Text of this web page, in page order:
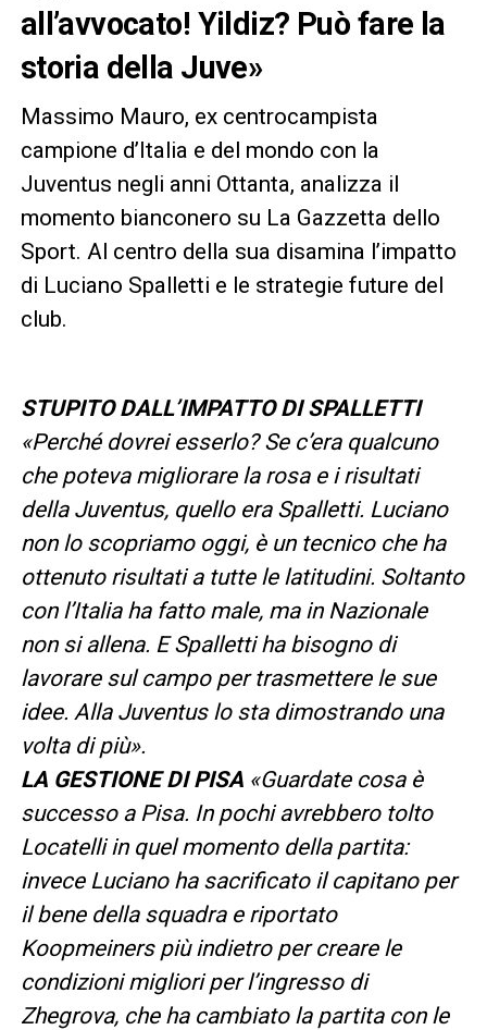
all’avvocato! Yildiz? Può fare la
storia della Juve»
Massimo Mauro, ex centrocampista
campione d’Italia e del mondo con la
Juventus negli anni Ottanta, analizza il
momento bianconero su La Gazzetta dello
Sport. Al centro della sua disamina l’impatto
di Luciano Spalletti e le strategie future del
club.
STUPITO DALL’IMPATTO DI SPALLETTI
«Perché dovrei esserlo? Se c’era qualcuno
che poteva migliorare la rosa e i risultati
della Juventus, quello era Spalletti. Luciano
non lo scopriamo oggi, è un tecnico che ha
ottenuto risultati a tutte le latitudini. Soltanto
con l’Italia ha fatto male, ma in Nazionale
non si allena. E Spalletti ha bisogno di
lavorare sul campo per trasmettere le sue
idee. Alla Juventus lo sta dimostrando una
volta di più».
LA GESTIONE DI PISA«Guardate cosa è
successo a Pisa. In pochi avrebbero tolto
Locatelli in quel momento della partita:
invece Luciano ha sacrificato il capitano per
il bene della squadra e riportato
Koopmeiners più indietro per creare le
condizioni migliori per l’ingresso di
Zhegrova, che ha cambiato la partita con le